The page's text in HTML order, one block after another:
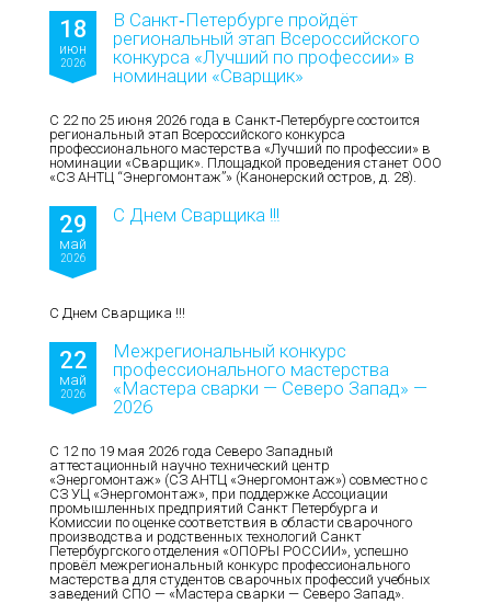
18
июн
2026
В Санкт‑Петербурге пройдёт
региональный этап Всероссийского
конкурса «Лучший по профессии» в
номинации «Сварщик»
С 22 по 25 июня 2026 года в Санкт‑Петербурге состоится
региональный этап Всероссийского конкурса
профессионального мастерства «Лучший по профессии» в
номинации «Сварщик». Площадкой проведения станет ООО
«СЗ АНТЦ “Энергомонтаж”» (Канонерский остров, д. 28).
29
май
2026
С Днем Сварщика !!!
С Днем Сварщика !!!
22
май
2026
Межрегиональный конкурс
профессионального мастерства
«Мастера сварки — Северо Запад» —
2026
С 12 по 19 мая 2026 года Северо Западный
аттестационный научно технический центр
«Энергомонтаж» (СЗ АНТЦ «Энергомонтаж») совместно с
СЗ УЦ «Энергомонтаж», при поддержке Ассоциации
промышленных предприятий Санкт Петербурга и
Комиссии по оценке соответствия в области сварочного
производства и родственных технологий Санкт
Петербургского отделения «ОПОРЫ РОССИИ», успешно
провёл межрегиональный конкурс профессионального
мастерства для студентов сварочных профессий учебных
заведений СПО — «Мастера сварки — Северо Запад».